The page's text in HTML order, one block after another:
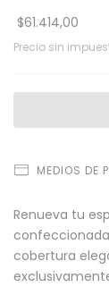
$61.414,00
Precio sin
MEDIOS DE
Renueva tu
cobertura